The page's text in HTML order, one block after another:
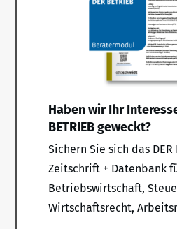
Haben wir Ihr
BETRIEB geweckt?
Sichern Sie sich das DER
Zeitschrift + Datenbank
Betriebswirtschaft,
Wirtschaftsrecht,